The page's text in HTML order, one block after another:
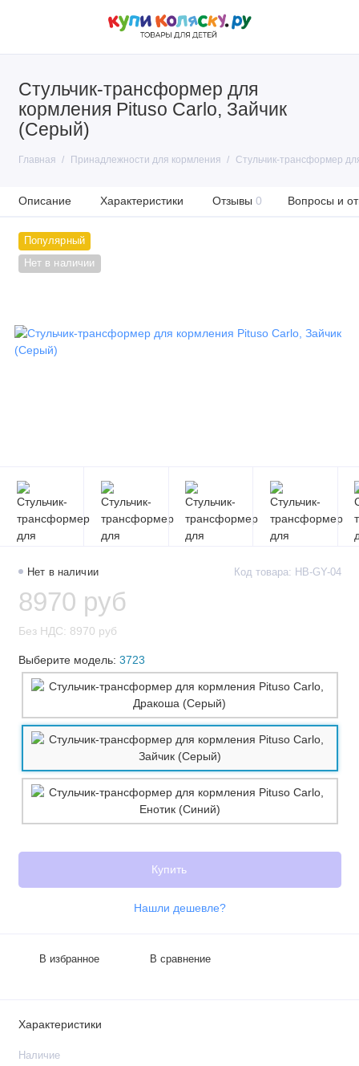
Стульчик-трансформер для
кормления Pituso Carlo, Зайчик
(Серый)
Главная Принадлежности для кормления Стульчик-трансформер
Описание Характеристики Отзывы 0 Вопросы и
Популярный
Нет в наличии
Нет в наличии Код товара: HB-GY-04
8970 руб
Без НДС: 8970 руб
Выберите модель: 3723
Купить
Нашли дешевле?
В избранное В сравнение
Характеристики
Наличие